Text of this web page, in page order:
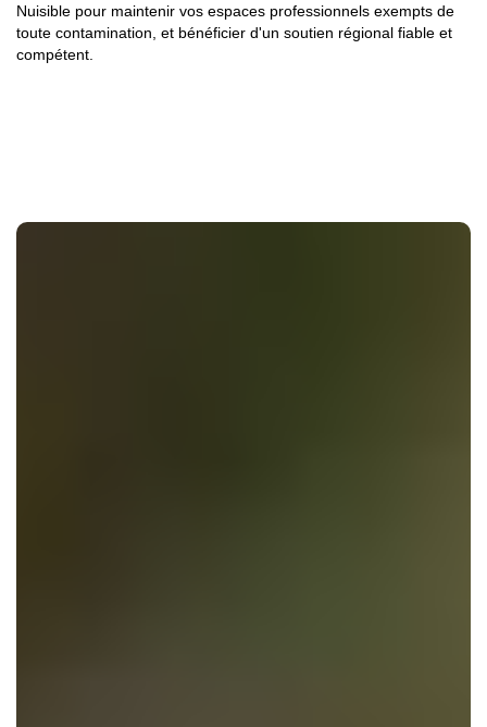
Nuisible pour maintenir vos espaces professionnels exempts de
toute contamination, et bénéficier d'un soutien régional fiable et
compétent.